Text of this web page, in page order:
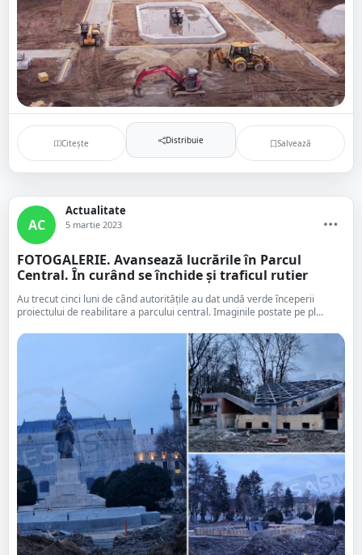
Citește Distribuie Salvează
AC
Actualitate
5 martie 2023
FOTOGALERIE. Avansează lucrările în Parcul
Central. În curând se închide și traficul rutier
Au trecut cinci luni de când autoritățile au dat undă verde începerii
proiectului de reabilitare a parcului central. Imaginile postate pe pl...